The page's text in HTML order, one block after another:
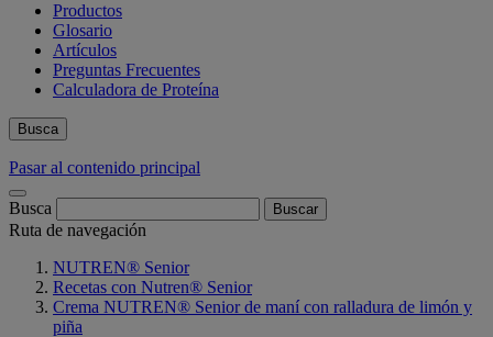
Productos
Glosario
Artículos
Preguntas Frecuentes
Calculadora de Proteína
Busca
Pasar al contenido principal
Busca
Ruta de navegación
NUTREN® Senior
Recetas con Nutren® Senior
Crema NUTREN® Senior de maní con ralladura de limón y
piña